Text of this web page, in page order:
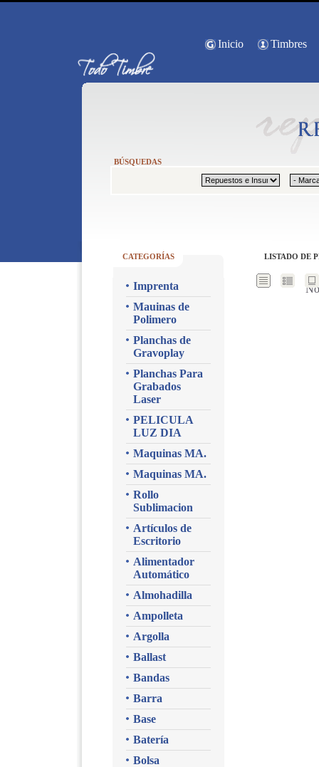
Inicio Timbres
BÚSQUEDAS
CATEGORÍAS
Imprenta
Mauinas de
Polimero
Planchas de
Gravoplay
Planchas Para
Grabados
Laser
PELICULA
LUZ DIA
Maquinas MA.
Maquinas MA.
Rollo
Sublimacion
Artículos de
Escritorio
Alimentador
Automático
Almohadilla
Ampolleta
Argolla
Ballast
Bandas
Barra
Base
Batería
Bolsa
LISTADO DE